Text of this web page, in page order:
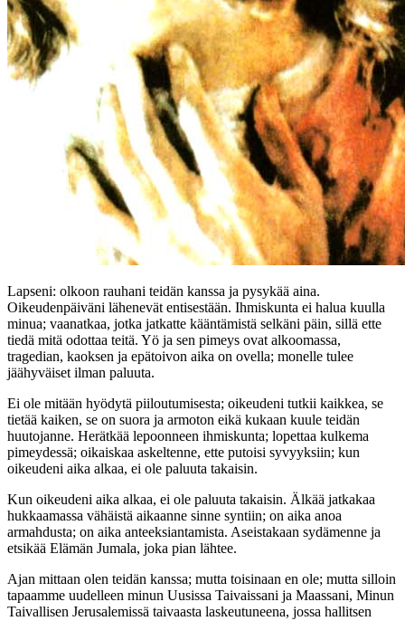
Lapseni: olkoon rauhani teidän kanssa ja pysykää aina.
Oikeudenpäiväni lähenevät entisestään. Ihmiskunta ei halua kuulla
minua; vaanatkaa, jotka jatkatte kääntämistä selkäni päin, sillä ette
tiedä mitä odottaa teitä. Yö ja sen pimeys ovat alkoomassa,
tragedian, kaoksen ja epätoivon aika on ovella; monelle tulee
jäähyväiset ilman paluuta.
Ei ole mitään hyödytä piiloutumisesta; oikeudeni tutkii kaikkea, se
tietää kaiken, se on suora ja armoton eikä kukaan kuule teidän
huutojanne. Herätkää lepoonneen ihmiskunta; lopettaa kulkema
pimeydessä; oikaiskaa askeltenne, ette putoisi syvyyksiin; kun
oikeudeni aika alkaa, ei ole paluuta takaisin.
Kun oikeudeni aika alkaa, ei ole paluuta takaisin. Älkää jatkakaa
hukkaamassa vähäistä aikaanne sinne syntiin; on aika anoa
armahdusta; on aika anteeksiantamista. Aseistakaan sydämenne ja
etsikää Elämän Jumala, joka pian lähtee.
Ajan mittaan olen teidän kanssa; mutta toisinaan en ole; mutta silloin
tapaamme uudelleen minun Uusissa Taivaissani ja Maassani, Minun
Taivallisen Jerusalemissä taivaasta laskeutuneena, jossa hallitsen